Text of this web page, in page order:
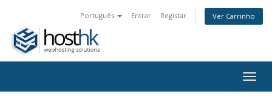
Português Entrar Registar Ver Carrinho